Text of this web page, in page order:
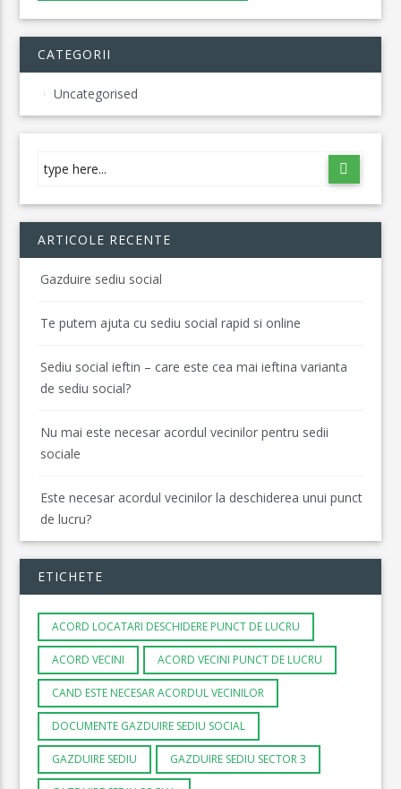
CATEGORII
Uncategorised
ARTICOLE RECENTE
Gazduire sediu social
Te putem ajuta cu sediu social rapid si online
Sediu social ieftin – care este cea mai ieftina varianta
de sediu social?
Nu mai este necesar acordul vecinilor pentru sedii
sociale
Este necesar acordul vecinilor la deschiderea unui punct
de lucru?
ETICHETE
ACORD LOCATARI DESCHIDERE PUNCT DE LUCRU
ACORD VECINI ACORD VECINI PUNCT DE LUCRU
CAND ESTE NECESAR ACORDUL VECINILOR
DOCUMENTE GAZDUIRE SEDIU SOCIAL
GAZDUIRE SEDIU GAZDUIRE SEDIU SECTOR 3